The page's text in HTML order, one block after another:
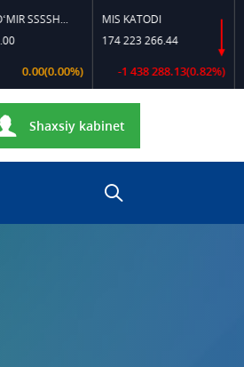
TOSHKO‘MIR SSSSH-13
0.00(0.00%)
MIS KATODI
174 223 266.44
-1 438 288.13(0.82%)
Shaxsiy kabinet